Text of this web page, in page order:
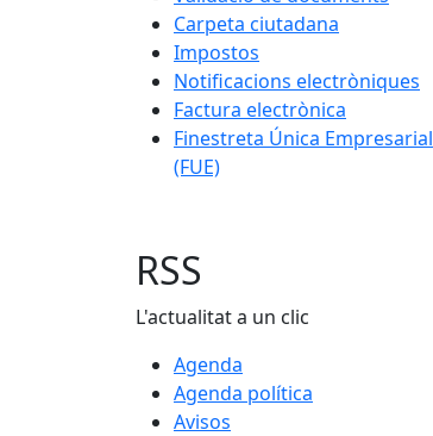
Carpeta ciutadana
Impostos
Notificacions electròniques
Factura electrònica
Finestreta Única Empresarial
(FUE)
RSS
L'actualitat a un clic
Agenda
Agenda política
Avisos